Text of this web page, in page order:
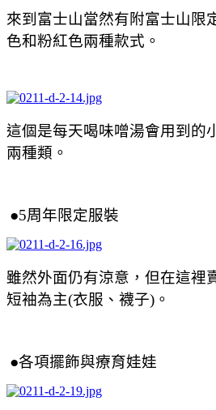
來到富士山當然有附富士山限
色和粉紅色兩種款式。
這個是每天喝味噌湯會用到的
兩種類。
●5周年限定服裝
雖然外面仍有涼意，但在這裡
短袖為主(衣服、襪子)。
●各項擺飾與療育娃娃